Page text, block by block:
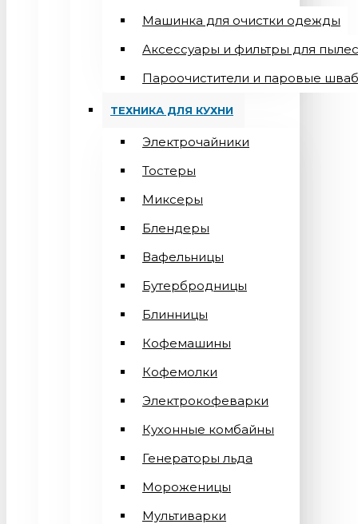
Машинка для очистки одежды
Аксессуары и фильтры для
Пароочистители и паровые
ТЕХНИКА ДЛЯ КУХНИ
Электрочайники
Тостеры
Миксеры
Блендеры
Вафельницы
Бутербродницы
Блинницы
Кофемашины
Кофемолки
Электрокофеварки
Кухонные комбайны
Генераторы льда
Мороженицы
Мультиварки